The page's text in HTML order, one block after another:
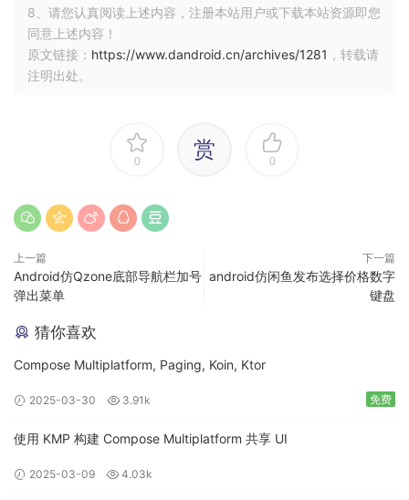
8、请您认真阅读上述内容，注册本站用户或下载本站资源即您
同意上述内容！
原文链接： https://www.dandroid.cn/archives/1281 ，转载请
注明出处。
0 赏 0
上一篇
Android仿Qzone底部导航栏加号
弹出菜单
下一篇
android仿闲鱼发布选择价格数字
键盘
猜你喜欢
Compose Multiplatform, Paging, Koin, Ktor
2025-03-30 3.91k 免费
使用 KMP 构建 Compose Multiplatform 共享 UI
2025-03-09 4.03k